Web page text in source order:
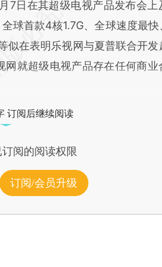
7日在其超级电视产品发布会上
球首款4核1.7G、全球速度最
似在表明乐视网与夏普联合开发
就超级电视产品存在任何商业
订阅后继续阅读
阅的阅读权限
订阅/会员升级